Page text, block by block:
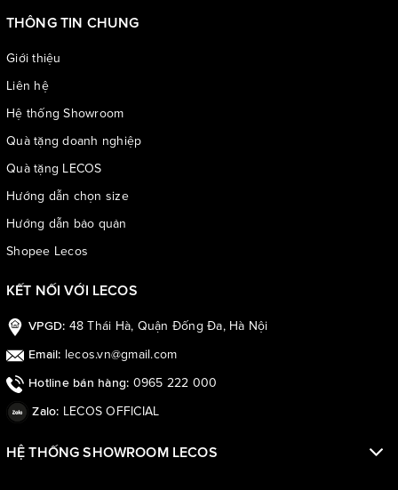
THÔNG TIN CHUNG
Giới thiệu
Liên hệ
Hệ thống Showroom
Quà tặng doanh nghiệp
Quà tặng LECOS
Hướng dẫn chọn size
Hướng dẫn bảo quản
Shopee Lecos
KẾT NỐI VỚI LECOS
VPGD: 48 Thái Hà, Quận Đống Đa, Hà Nội
Email: lecos.vn@gmail.com
Hotline bán hàng: 0965 222 000
Zalo: LECOS OFFICIAL
HỆ THỐNG SHOWROOM LECOS